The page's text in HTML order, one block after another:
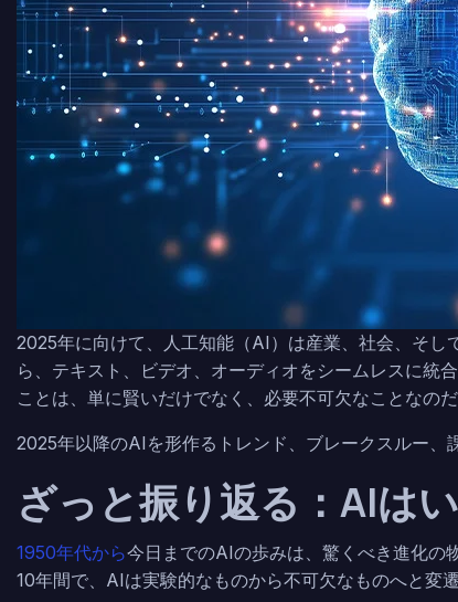
2025年に向けて、人工知能（AI）は産業、社会、そ
ら、テキスト、ビデオ、オーディオをシームレスに統
ことは、単に賢いだけでなく、必要不可欠なことなのだ
2025年以降のAIを形作るトレンド、ブレークスルー、
ざっと振り返る：AIは
1950年代から今日までのAIの歩みは、驚くべき進化の
10年間で、AIは実験的なものから不可欠なものへと変